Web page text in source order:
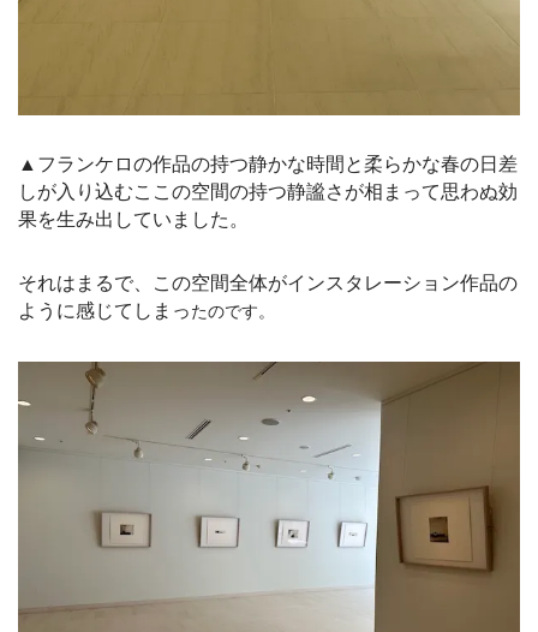
▲フランケロの作品の持つ静かな時間と柔らかな春の日差
しが入り込むここの空間の持つ静謐さが相まって思わぬ効
果を生み出していました。
それはまるで、この空間全体がインスタレーション作品の
ように感じてしまっ たのです。